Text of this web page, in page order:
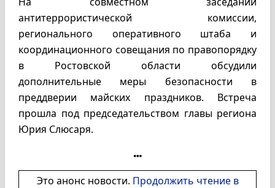
антитеррористической комиссии,
регионального оперативного штаба и
координационного совещания по правопорядку
в Ростовской области обсудили
дополнительные меры безопасности в
преддверии майских праздников. Встреча
прошла под председательством главы региона
Юрия Слюсаря.
Это анонс новости. Продолжить чтение в